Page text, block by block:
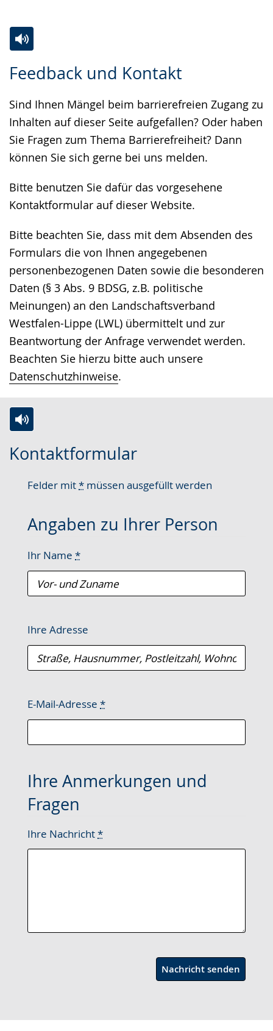
Feedback und Kontakt
Sind Ihnen Mängel beim barrierefreien Zugang zu
Inhalten auf dieser Seite aufgefallen? Oder haben
Sie Fragen zum Thema Barrierefreiheit? Dann
können Sie sich gerne bei uns melden.
Bitte benutzen Sie dafür das vorgesehene
Kontaktformular auf dieser Website.
Bitte beachten Sie, dass mit dem Absenden des
Formulars die von Ihnen angegebenen
personenbezogenen Daten sowie die besonderen
Daten (§ 3 Abs. 9 BDSG, z.B. politische
Meinungen) an den Landschaftsverband
Westfalen-Lippe (LWL) übermittelt und zur
Beantwortung der Anfrage verwendet werden.
Beachten Sie hierzu bitte auch unsere
Datenschutzhinweise.
Leichten
wechseln.
Audio-
Video
Deutscher
Gebärdensprache
wird
angezeigt.
Kontaktformular
Felder mit* müssen ausgefüllt werden
Angaben zu Ihrer Person
Ihr Name *
Ihre Adresse
E-Mail-Adresse *
Ihre Anmerkungen und
Fragen
Ihre Nachricht*
Nachricht senden
Leichten
wechseln.
Audio-
Video
Deutscher
wird